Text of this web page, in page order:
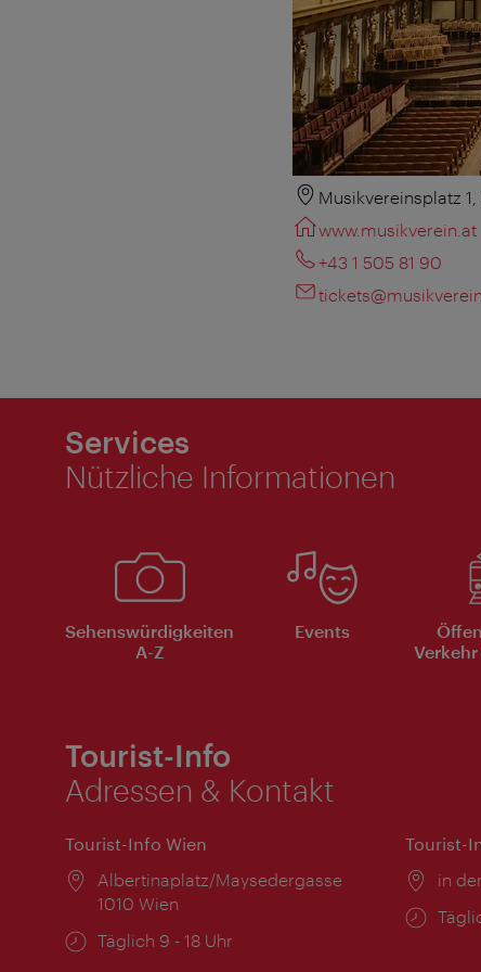
Musikvereinsplatz 1,
www.musikverein.at
+43 1 505 81 90
Services
Nützliche Informationen
Sehenswürdigkeiten
A-Z
Events
Tourist-Info
Adressen & Kontakt
Tourist-Info Wien
Ort:
Albertinaplatz/Maysedergasse
1010 Wien
Öffnungszeiten:
Täglich 9 - 18 Uhr
Tourist-
Ort:
in